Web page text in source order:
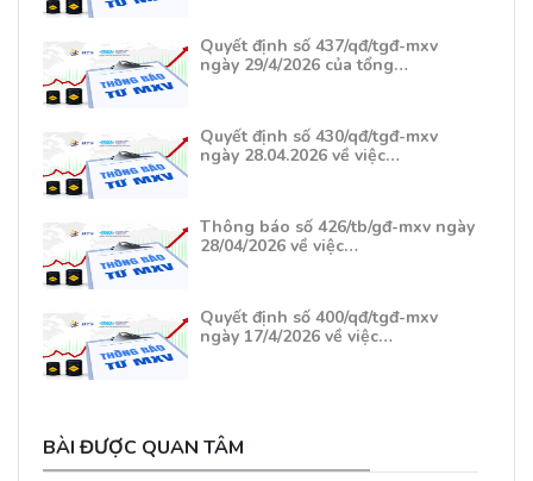
Quyết định số 437/qđ/tgđ-mxv
ngày 29/4/2026 của tổng…
Quyết định số 430/qđ/tgđ-mxv
ngày 28.04.2026 về việc…
Thông báo số 426/tb/gđ-mxv ngày
28/04/2026 về việc…
Quyết định số 400/qđ/tgđ-mxv
ngày 17/4/2026 về việc…
BÀI ĐƯỢC QUAN TÂM